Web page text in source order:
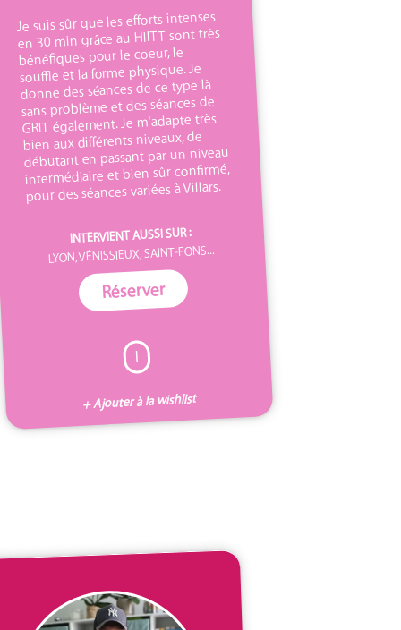
Je suis sûr que les efforts intenses
en 30 min grâce au HIITT sont très
bénéfiques pour le coeur, le
souffle et la forme physique. Je
donne des séances de ce type là
sans problème et des séances de
GRIT également. Je m'adapte très
bien aux différents niveaux, de
débutant en passant par un niveau
intermédiaire et bien sûr confirmé,
pour des séances variées à Villars.
INTERVIENT AUSSI SUR :
LYON, VÉNISSIEUX, SAINT-FONS...
Réserver
I
+ Ajouter à la wishlist